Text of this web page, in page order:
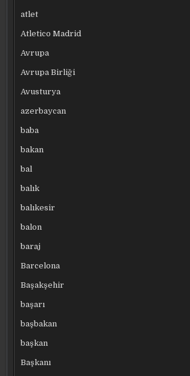
atlet
Atletico Madrid
Avrupa
Avrupa Birliği
Avusturya
azerbaycan
baba
bakan
bal
balık
balıkesir
balon
baraj
Barcelona
Başakşehir
başarı
başbakan
başkan
Başkanı